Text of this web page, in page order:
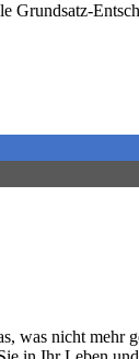
Grundsatz-
was nicht